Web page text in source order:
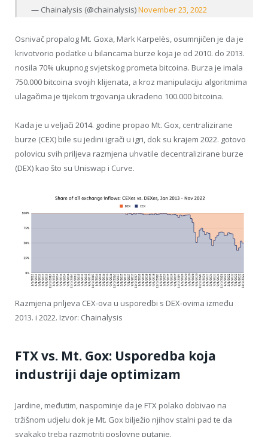
— Chainalysis (@chainalysis)November 23, 2022
Osnivač propalog Mt. Goxa, Mark Karpelès, osumnjičen je da je
krivotvorio podatke u bilancama burze koja je od 2010. do 2013.
nosila 70% ukupnog svjetskog prometa bitcoina. Burza je imala
750.000 bitcoina svojih klijenata, a kroz manipulaciju algoritmima
ulagačima je tijekom trgovanja ukradeno 100.000 bitcoina.
Kada je u veljači 2014. godine propao Mt. Gox, centralizirane
burze (CEX) bile su jedini igrači u igri, dok su krajem 2022. gotovo
polovicu svih priljeva razmjena uhvatile decentralizirane burze
(DEX) kao što su Uniswap i Curve.
Razmjena priljeva CEX-ova u usporedbi s DEX-ovima između
2013. i 2022. Izvor: Chainalysis
FTX vs. Mt. Gox: Usporedba koja
industriji daje optimizam
Jardine, međutim, naspominje da je FTX polako dobivao na
tržišnom udjelu dok je Mt. Gox bilježio njihov stalni pad te da
svakako treba razmotriti poslovne putanje.